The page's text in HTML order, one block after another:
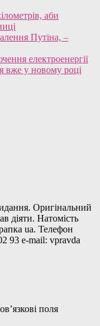
аби
Путіна, –
електроенергії
вже у новому році
Оригінальний
діяти. Натомість
ua. Телефон
93 e-mail: vpravda
поля